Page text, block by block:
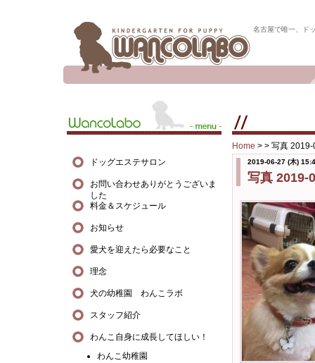
名古屋で唯一、ド
Home > > 写真
2019-06-27 (木)
写真 2019-
ドッグエステサロン
お問い合わせありがとうございま
した
料金＆スケジュール
お知らせ
愛犬を迎えたら必要なこと
理念
犬の幼稚園 わんこラボ
スタッフ紹介
わんこ自身に成長してほしい！
わんこ幼稚園